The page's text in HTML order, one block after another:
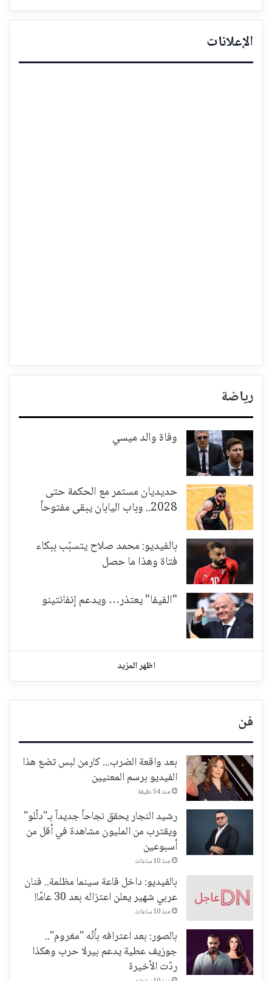
الإعلانات
رياضة
وفاة والد ميسي
حديديان مستمر مع الحكمة حتى
2028.. وباب اليابان يبقى مفتوحاً
بالفيديو: محمد صلاح يتسبّب ببكاء
فتاة وهذا ما حصل
"الفيفا" يعتذر… ويدعم إنفانتينو
اظهر المزيد
فن
بعد واقعة الضرب... كارمن لبس تضع هذا
الفيديو برسم المعنيين
منذ 54 دقيقة
رشيد النجار يحقق نجاحاً جديداً بـ"دلّلو"
ويقترب من المليون مشاهدة في أقل من
أسبوعين
منذ 10 ساعات
بالفيديو: داخل قاعة سينما مظلمة.. فنان
عربي شهير يعلن اعتزاله بعد 30 عامًا!
منذ 10 ساعات
بالصور: بعد اعترافه بأنّه "مغروم"..
جوزيف عطية يدعم بيرلا حرب وهكذا
ردّت الأخيرة